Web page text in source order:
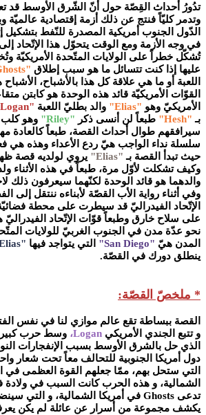
تدُورُ أحداث القِصّة حول أنّ الشّرق الأوسط قد
وتدمر كليّاً فنتج عن ذلك أزمة إقتصادية عالميّة
الدّول الجنوب أمريكية المصدرة للنّفط بتشكيل
في وجه الأزمة ومع الوقت يتحوّل هذا الإتّحاد
تُشكّل خطراً على الولايات المتّحدة الأمريكيّة
عليها إذا كنت تتسائل ما هو سبب إطلاق "Ghosts"
اللعبة أو ما هي علاقة كل هذا بالأشباح،
القوّات الأمريكيّة قائد هذه الوحدة هو كابتن
الأمريكيّ وهو "Elias" والد بطليّ اللعبة "Logan"
بـ "Hesh" طبعاً لن أنسى ذكر "Riley"
وهو كلب
سيرافقهم طوال أحداث القصة، طبعاً كالعادة
سلسلة نداء الواجب هيّ ردع الأعداء وهذه هي
حيث تبدأ القصة بـ "Elias" يروي لولديه قصة
وكيف تشكلت لأوّل مرة، طبعاً في هذه الأثناء
والدهما هو قائد الوحدة لكنّهما سيعرفون ذلك
وفي أثناء رواية الأب القصّة لأبناءه ننتقل إلى
الإتّحاد الفيدراليّ قد سيطرت على محطة
على سلاح خارق وطبعاً قوّات الإتّحاد الفيدراليّ
نحو عدّة مدن في الجنوب الغربيّ للولايات
المدن هيّ "San Diego" التي يتواجد فيها "Elias"
ينطلق دورك في القصّة.
* ملخصّ القصّة:
القصة ببساطة تقع عالم موازي لنا في نفس
و تتبع الجندي الأمريكي Logan، وسط حرب كبيرة
الذي حل بالشرق الأوسط بسبب الإنفجارات
دول أمريكا الجنوبية للتحالف معاً تحت شعار
التي ستحل بهم، ممّا جعلهم القوة العظمى في
الشمالية، و هذه الحرب كانت السبب في
تدعى Ghosts في أمريكا الشمالية، و التي سينضم لها بطلنا
يكشف مجموعة من أسرار عن عائلة لم يكن